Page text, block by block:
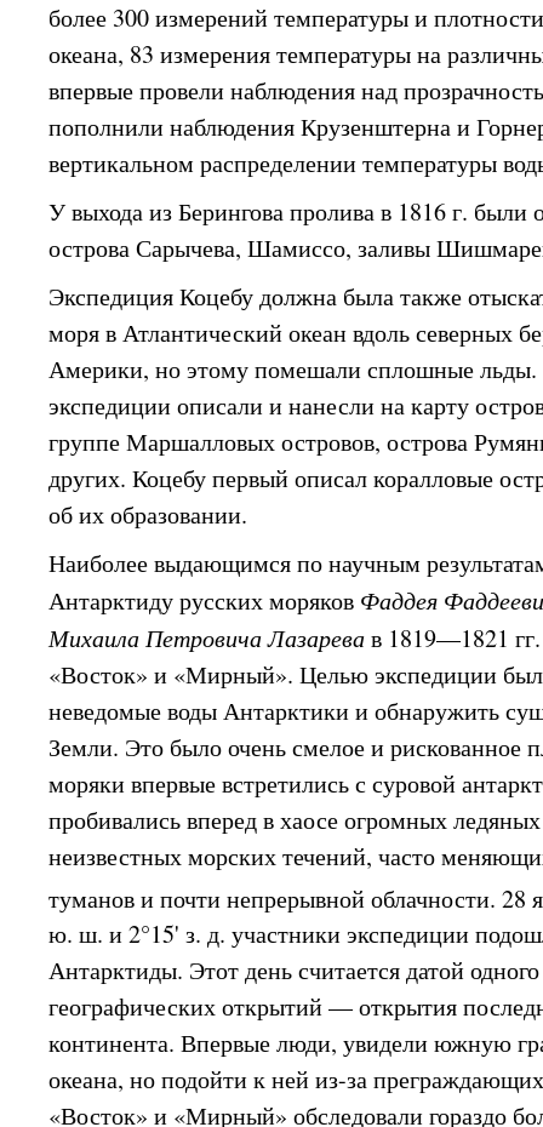
более 300 измерений температуры и
океана, 83 измерения температуры на
впервые провели наблюдения над
пополнили наблюдения Крузенштерна и
вертикальном распределении температуры
У выхода из Берингова пролива в 1816 г.
острова Сарычева, Шамиссо, заливы
Экспедиция Коцебу должна была также
моря в Атлантический океан вдоль северных
Америки, но этому помешали сплошные льды.
экспедиции описали и нанесли на карту
группе Маршалловых островов, острова
других. Коцебу первый описал коралловые
об их образовании.
Наиболее выдающимся по научным
Антарктиду русских моряков Фаддея
Михаила Петровича Лазаревав 1819—1821
«Восток» и «Мирный». Целью экспедиции
неведомые воды Антарктики и обнаружить
Земли. Это было очень смелое и рискованное
моряки впервые встретились с суровой
пробивались вперед в хаосе огромных
неизвестных морских течений, часто
туманов и почти непрерывной облачности. 28
ю. ш. и 2°15' з. д. участники экспедиции
Антарктиды. Этот день считается датой
географических открытий — открытия
континента. Впервые люди, увидели южную
океана, но подойти к ней из-за
«Восток» и «Мирный» обследовали гораздо